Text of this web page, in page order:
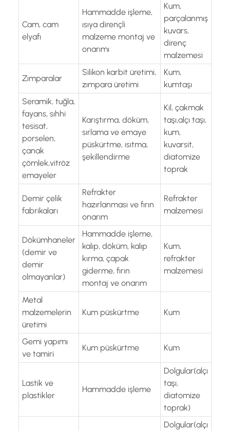
Cam, cam
elyafı
Hammadde işleme,
ısıya dirençli
malzeme montaj ve
onarımı
Kum,
parçalanmış
kuvars,
direnç
malzemesi
Zımparalar
Silikon karbit üretimi,
zımpara üretimi
Kum,
kumtaşı
Seramik, tuğla,
fayans, sıhhi
tesisat,
porselen,
çanak
çömlek,vitröz
emayeler
Karıştırma, döküm,
sırlama ve emaye
püskürtme, ısıtma,
şekillendirme
Kil, çakmak
taşı,alçı taşı,
kum,
kuvarsit,
diatomize
toprak
Demir çelik
fabrikaları
Refrakter
hazırlanması ve fırın
onarım
Refrakter
malzemesi
Dökümhaneler
(demir ve
demir
olmayanlar)
Hammadde işleme,
kalıp, döküm, kalıp
kırma, çapak
giderme, fırın
montaj ve onarım
Kum,
refrakter
malzemesi
Metal
malzemelerin
üretimi
Kum püskürtme Kum
Gemi yapımı
ve tamiri
Kum püskürtme Kum
Lastik ve
plastikler
Hammadde işleme
Dolgular(alçı
taşı,
diatomize
toprak)
Dolgular(alçı